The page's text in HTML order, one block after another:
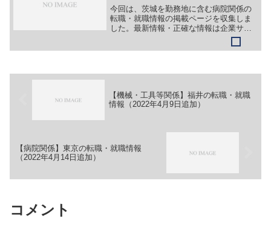
今回は、茨城を勤務地に含む病院関係の
転職・就職情報の掲載ページを収集しま
した。最新情報・正確な情報は企業サイ
トでご確認ください。①【会社名】医療
法人社団 恵仁会 筑波中央病院【職
【機械・工具等関係】福井の転職・就職
情報（2022年4月9日追加）
【病院関係】東京の転職・就職情報
（2022年4月14日追加）
コメント